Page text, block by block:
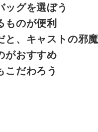
ッグを選ぼう
ものが便利
、キャストの邪
がおすすめ
こだわろう